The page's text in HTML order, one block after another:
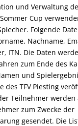
und Verwaltung
Cup
Folgende
Nachname,
ITN. Die Daten
zum Ende des
und
des TFV Piesting
Teilnehmer werden
zum Zwecke der
gesendet. Die